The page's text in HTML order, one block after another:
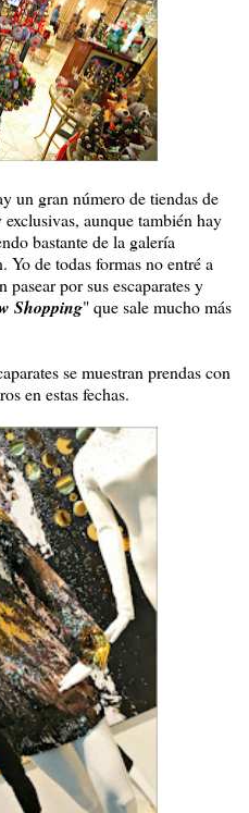
un gran número de tiendas de
aunque también hay
bastante de la galería
Yo de todas formas no entré a
por sus escaparates y
Shopping" que sale mucho más
se muestran prendas con
en estas fechas.